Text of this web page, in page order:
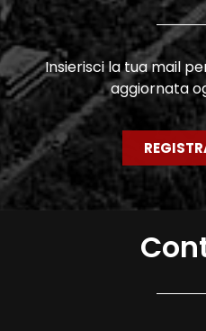
Insierisci la tua mail
aggiornata